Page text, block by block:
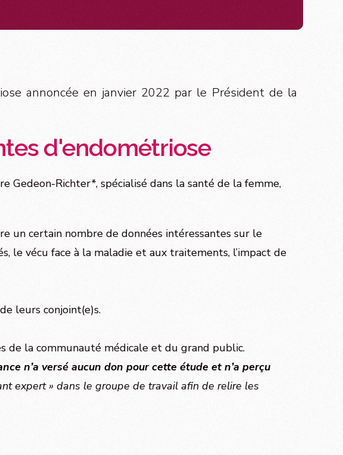
annoncée en janvier 2022 par le Président de la
d'endométriose
Gedeon-Richter*, spécialisé dans la santé de la femme,
un certain nombre de données intéressantes sur le
le vécu face à la maladie et aux traitements, l’impact de
leurs conjoint(e)s.
de la communauté médicale et du grand public.
n’a versé aucun don pour cette étude et n’a perçu
expert » dans le groupe de travail afin de relire les